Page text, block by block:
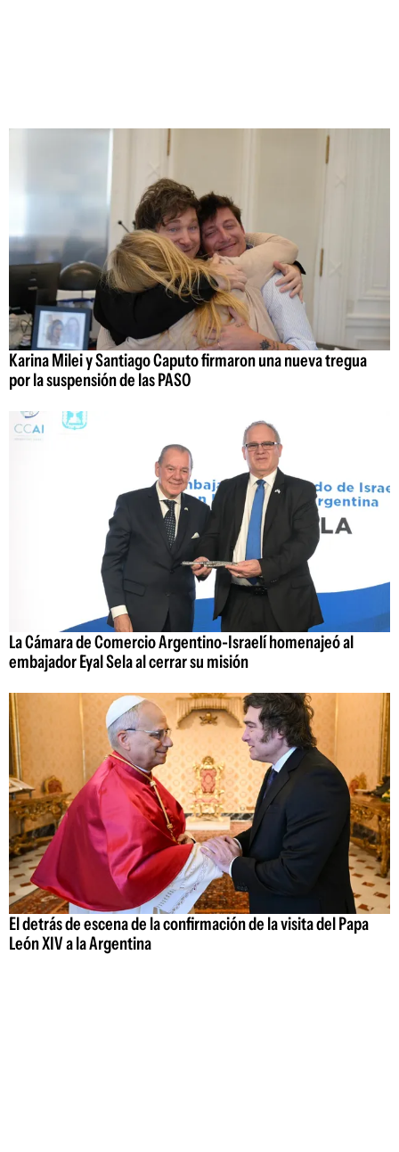
Karina Milei y Santiago Caputo firmaron una nueva tregua
por la suspensión de las PASO
La Cámara de Comercio Argentino-Israelí homenajeó al
embajador Eyal Sela al cerrar su misión
El detrás de escena de la confirmación de la visita del Papa
León XIV a la Argentina